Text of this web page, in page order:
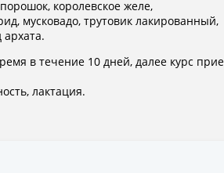
королевское желе,
мусковадо, трутовик лакированный,
в течение 10 дней, далее курс
лактация.